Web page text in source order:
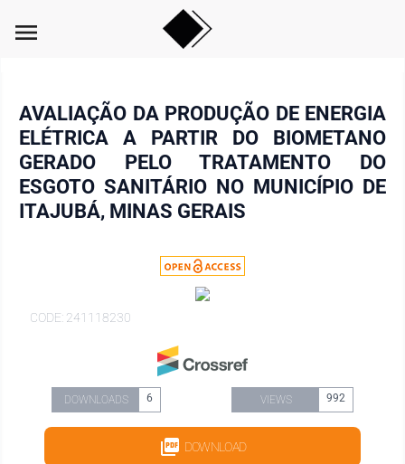
menu
AVALIAÇÃO DA PRODUÇÃO DE ENERGIA
ELÉTRICA A PARTIR DO BIOMETANO
GERADO PELO TRATAMENTO DO
ESGOTO SANITÁRIO NO MUNICÍPIO DE
ITAJUBÁ, MINAS GERAIS
CODE: 241118230
DOWNLOADS 6 VIEWS 992
DOWNLOAD